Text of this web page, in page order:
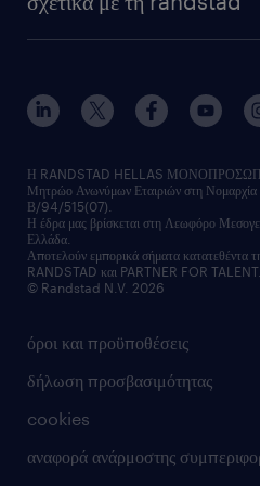
εκπαίδευση εργαζομένων
υπηρεσίες inhouse
υπηρεσίες redeployment
workforce insights
επικοινώνησε μαζί μας
employer brand
τα γραφεία μας
δελτία τύπου
οικονομικά στοιχεία
επικοινώνησε μαζί μας
όροι και προϋποθέσεις
δήλωση προσβασιμότητας
cookies
αναφορά ανάρμοστης
Η RANDSTAD HELLAS ΜΟΝΟΠΡΟΣΩΠΗ
Μητρώο Ανωνύμων Εταιριών στη
Β/94/515(07).
Η έδρα μας βρίσκεται στη Λεωφόρο
Ελλάδα.
Αποτελούν εμπορικά σήματα
RANDSTAD και PARTNER FOR TALENT.
© Randstad N.V. 2026